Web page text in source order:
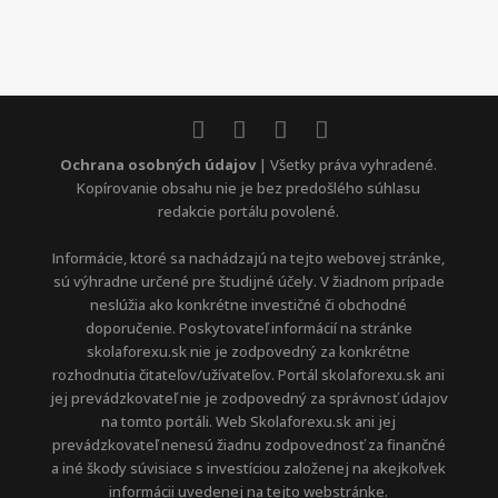
Ochrana osobných údajov | Všetky práva vyhradené.
Kopírovanie obsahu nie je bez predošlého súhlasu
redakcie portálu povolené.
Informácie, ktoré sa nachádzajú na tejto webovej stránke,
sú výhradne určené pre študijné účely. V žiadnom prípade
neslúžia ako konkrétne investičné či obchodné
doporučenie. Poskytovateľ informácií na stránke
skolaforexu.sk nie je zodpovedný za konkrétne
rozhodnutia čitateľov/užívateľov. Portál skolaforexu.sk ani
jej prevádzkovateľ nie je zodpovedný za správnosť údajov
na tomto portáli. Web Skolaforexu.sk ani jej
prevádzkovateľ nenesú žiadnu zodpovednosť za finančné
a iné škody súvisiace s investíciou založenej na akejkoľvek
informácii uvedenej na tejto webstránke.